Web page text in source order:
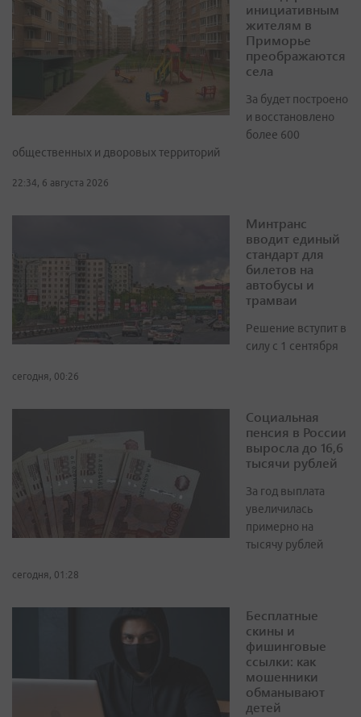
инициативным
жителям в
Приморье
преображаются
села
За будет построено
и восстановлено
более 600
общественных и дворовых территорий
22:34, 6 августа 2026
Минтранс
вводит единый
стандарт для
билетов на
автобусы и
трамваи
Решение вступит в
силу с 1 сентября
сегодня, 00:26
Социальная
пенсия в России
выросла до 16,6
тысячи рублей
За год выплата
увеличилась
примерно на
тысячу рублей
сегодня, 01:28
Бесплатные
скины и
фишинговые
ссылки: как
мошенники
обманывают
детей